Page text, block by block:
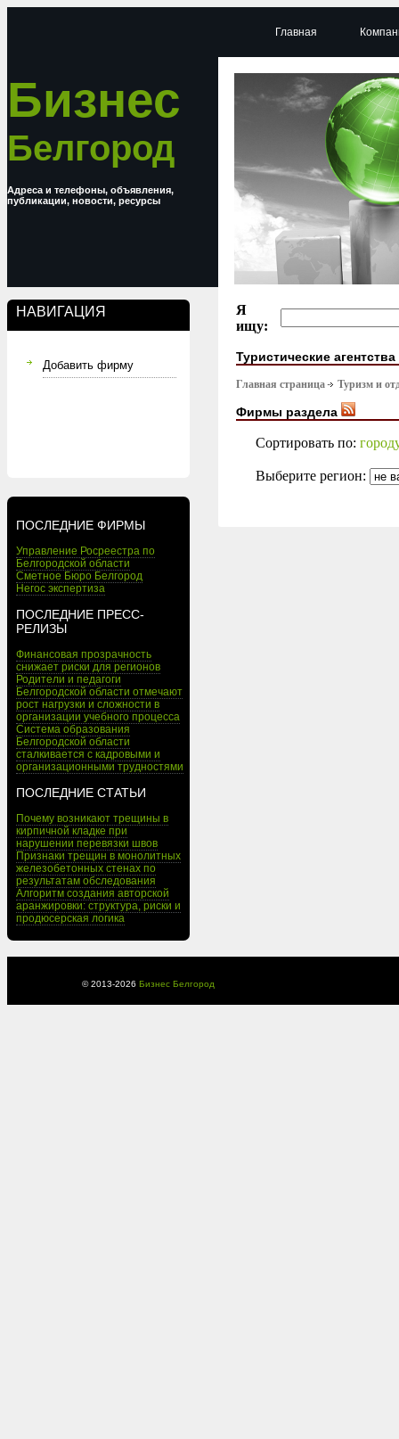
Бизнес
Белгород
Адреса и телефоны, объявления,
публикации, новости, ресурсы
НАВИГАЦИЯ
Добавить фирму
ПОСЛЕДНИЕ ФИРМЫ
Управление Росреестра по
Белгородской области
Сметное Бюро Белгород
Негос экспертиза
ПОСЛЕДНИЕ ПРЕСС-
РЕЛИЗЫ
Финансовая прозрачность
снижает риски для регионов
Родители и педагоги
Белгородской области отмечают
рост нагрузки и сложности в
организации учебного процесса
Система образования
Белгородской области
сталкивается с кадровыми и
организационными трудностями
ПОСЛЕДНИЕ СТАТЬИ
Почему возникают трещины в
кирпичной кладке при
нарушении перевязки швов
Признаки трещин в монолитных
железобетонных стенах по
результатам обследования
Алгоритм создания авторской
аранжировки: структура, риски и
продюсерская логика
Главная
Я
ищу:
Туристические агентства
Главная страница Туризм и
Фирмы раздела
Сортировать по:
Выберите регион:
© 2013-2026 Бизнес Белгород